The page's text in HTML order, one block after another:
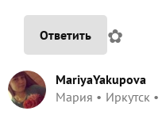
Ответить ✿
MariyaYakupova
Мария
Иркутск